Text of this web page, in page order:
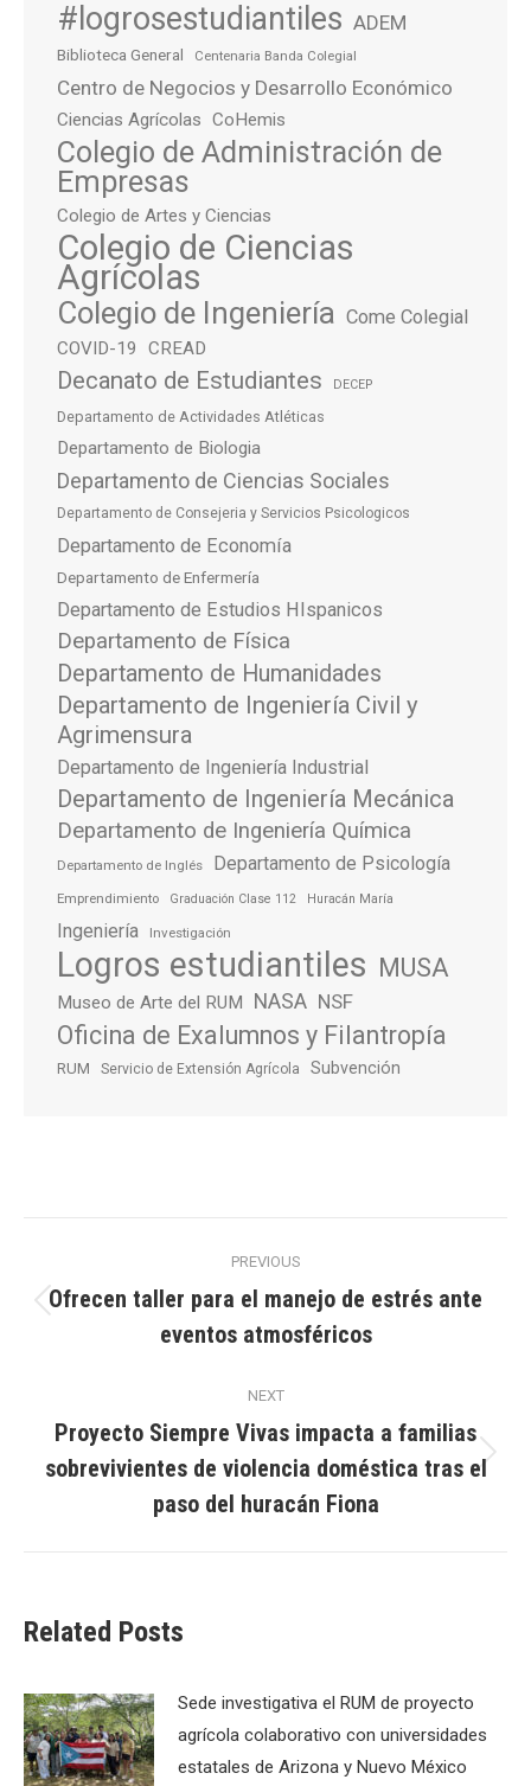
#logrosestudiantiles ADEM
Biblioteca General Centenaria Banda Colegial
Centro de Negocios y Desarrollo Económico
Ciencias Agrícolas CoHemis
Colegio de Administración de
Empresas
Colegio de Artes y Ciencias
Colegio de Ciencias
Agrícolas
Colegio de Ingeniería Come Colegial
COVID-19 CREAD
Decanato de Estudiantes DECEP
Departamento de Actividades Atléticas
Departamento de Biologia
Departamento de Ciencias Sociales
Departamento de Consejeria y Servicios Psicologicos
Departamento de Economía
Departamento de Enfermería
Departamento de Estudios HIspanicos
Departamento de Física
Departamento de Humanidades
Departamento de Ingeniería Civil y
Agrimensura
Departamento de Ingeniería Industrial
Departamento de Ingeniería Mecánica
Departamento de Ingeniería Química
Departamento de Inglés Departamento de Psicología
Emprendimiento Graduación Clase 112 Huracán María
Ingeniería Investigación
Logros estudiantiles MUSA
Museo de Arte del RUM NASA NSF
Oficina de Exalumnos y Filantropía
RUM Servicio de Extensión Agrícola Subvención
navigation
PREVIOUS
Previous
post:
Ofrecen taller para el manejo de estrés ante
eventos atmosféricos
NEXT
Next
post:
Proyecto Siempre Vivas impacta a familias
sobrevivientes de violencia doméstica tras el
paso del huracán Fiona
Related Posts
Sede investigativa el RUM de proyecto
agrícola colaborativo con universidades
estatales de Arizona y Nuevo México